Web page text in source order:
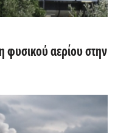
φυσικού αερίου στην